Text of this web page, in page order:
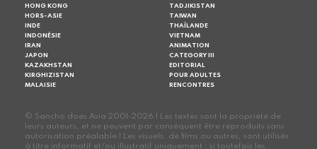
HONG KONG
HORS-ASIE
INDE
INDONÉSIE
IRAN
JAPON
KAZAKHSTAN
KIRGHIZISTAN
MALAISIE
TADJIKISTAN
TAIWAN
THAÏLANDE
VIETNAM
ANIMATION
CATEGORY III
EDITORIAL
POUR ADULTES
RENCONTRES
© Sancho does Asia 2001-2026 | Les textes sont la propriété de
leurs auteurs, et ne peuvent par conséquent être reproduits sans
autorisation préalable | Les visuels, de films ou autres, sont utilisés
à titre informatif et/ou illustratif uniquement ; si toutefois les